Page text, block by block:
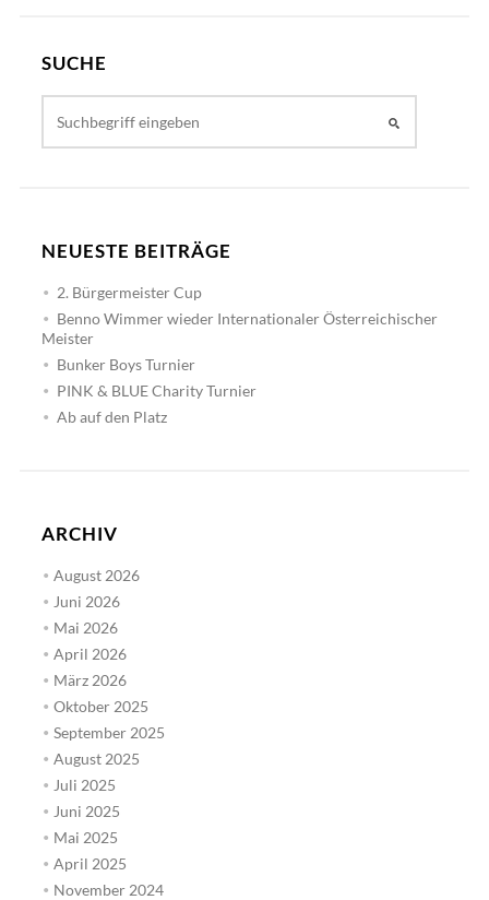
SUCHE
NEUESTE BEITRÄGE
2. Bürgermeister Cup
Benno Wimmer wieder Internationaler Österreichischer
Meister
Bunker Boys Turnier
PINK & BLUE Charity Turnier
Ab auf den Platz
ARCHIV
August 2026
Juni 2026
Mai 2026
April 2026
März 2026
Oktober 2025
September 2025
August 2025
Juli 2025
Juni 2025
Mai 2025
April 2025
November 2024